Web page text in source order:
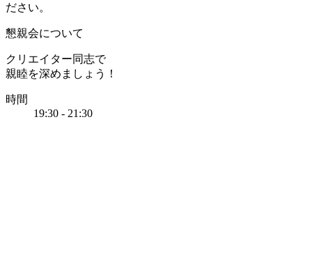
ださい。
懇親会について
クリエイター同志で
親睦を深めましょう！
時間
19:30 - 21:30